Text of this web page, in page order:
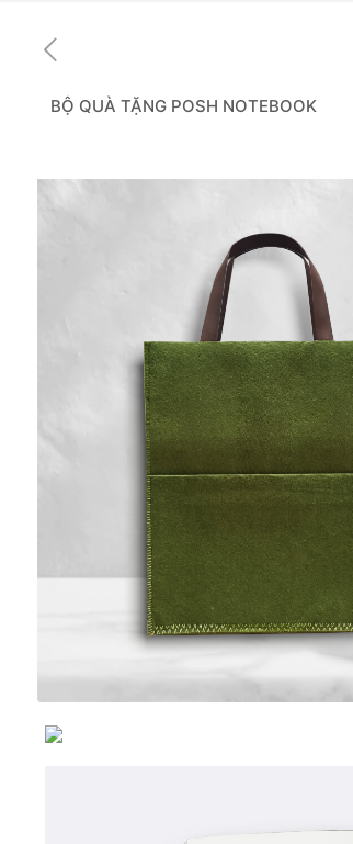
BỘ QUÀ TẶNG POSH NOTEBOOK